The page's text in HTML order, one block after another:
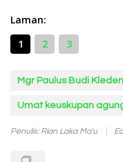
Laman:
1
2 3
Mgr Paulus Budi
Umat keuskupan
Penulis: Rian Laka Ma'u